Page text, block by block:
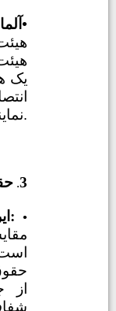
•
یک
نمایندگی سهامداران را بر عهده دارد.
3
.
• ایران:
از